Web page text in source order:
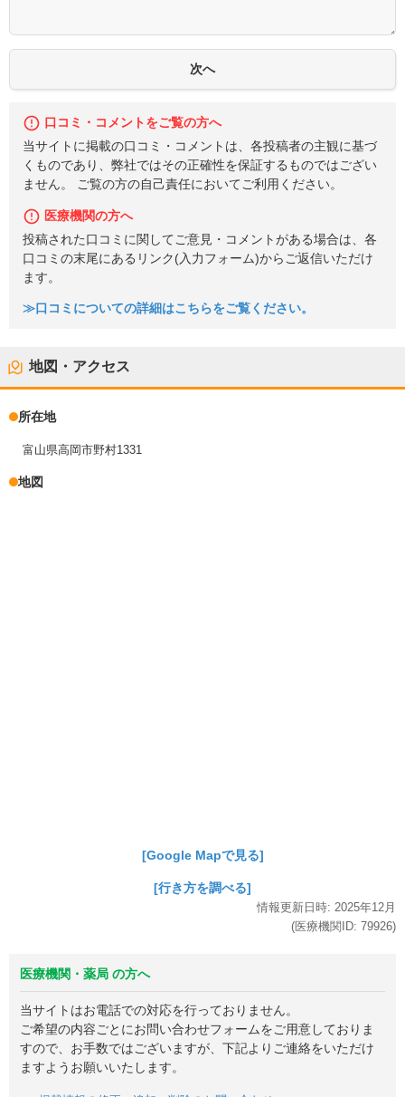
口コミ・コメントをご覧の方へ
当サイトに掲載の口コミ・コメントは、各投稿者の主観に基づ
くものであり、弊社ではその正確性を保証するものではござい
ません。 ご覧の方の自己責任においてご利用ください。
医療機関の方へ
投稿された口コミに関してご意見・コメントがある場合は、各
口コミの末尾にあるリンク(入力フォーム)からご返信いただけ
ます。
≫口コミについての詳細はこちらをご覧ください。
地図・アクセス
所在地
富山県高岡市野村1331
地図
[Google Mapで見る]
[行き方を調べる]
情報更新日時: 2025年12月
(医療機関ID: 79926)
医療機関・薬局 の方へ
当サイトはお電話での対応を行っておりません。
ご希望の内容ごとにお問い合わせフォームをご用意しておりま
すので、お手数ではございますが、下記よりご連絡をいただけ
ますようお願いいたします。